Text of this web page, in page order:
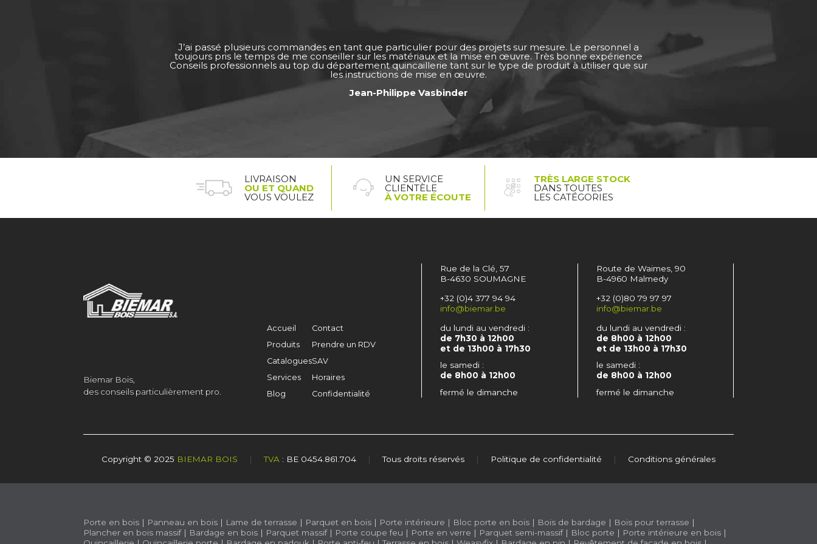
J’ai passé plusieurs commandes en tant que particulier pour des projets sur mesure. Le personnel a
toujours pris le temps de me conseiller sur les matériaux et la mise en œuvre. Très bonne expérience
Conseils professionnels au top du département quincaillerie tant sur le type de produit à utiliser que sur
les instructions de mise en œuvre.
Jean-Philippe Vasbinder
LIVRAISON
OU ET QUAND
VOUS VOULEZ
UN SERVICE
CLIENTÈLE
À VOTRE ÉCOUTE
TRÈS LARGE STOCK
DANS TOUTES
LES CATÉGORIES
Biemar Bois,
des conseils particulièrement pro.
Accueil
Produits
Catalogues
Services
Blog
Contact
Prendre un RDV
SAV
Horaires
Confidentialité
Rue de la Clé, 57
B-4630 SOUMAGNE
+32 (0)4 377 94 94
info@biemar.be
du lundi au vendredi :
de 7h30 à 12h00
et de 13h00 à 17h30
le samedi :
de 8h00 à 12h00
fermé le dimanche
Route de Waimes, 90
B-4960 Malmedy
+32 (0)80 79 97 97
info@biemar.be
du lundi au vendredi :
de 8h00 à 12h00
et de 13h00 à 17h30
le samedi :
de 8h00 à 12h00
fermé le dimanche
Copyright © 2025 BIEMAR BOIS | TVA : BE 0454.861.704 | Tous droits réservés | Politique de confidentialité | Conditions générales
Porte en bois | Panneau en bois | Lame de terrasse | Parquet en bois | Porte intérieure | Bloc porte en bois | Bois de bardage | Bois pour terrasse |
Plancher en bois massif| Bardage en bois | Parquet massif| Porte coupe feu | Porte en verre | Parquet semi-massif| Bloc porte | Porte intérieure en bois |